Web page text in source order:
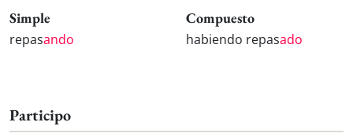
Simple
repasando
Compuesto
habiendo repasado
Participo